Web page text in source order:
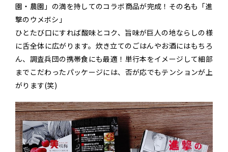
園・農園」の満を持してのコラボ商品が完成！その名も「進
撃のウメボシ」
ひとたび口にすれば酸味とコク、旨味が巨人の地ならしの様
に舌全体に広がります。炊き立てのごはんやお酒にはもちろ
ん、調査兵団の携帯食にも最適！単行本をイメージして細部
までこだわったパッケージには、否が応でもテンションが上
がります(笑)